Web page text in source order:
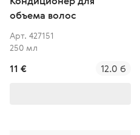
объема волос
Арт. 427151
250 мл
11 € 12.0 б